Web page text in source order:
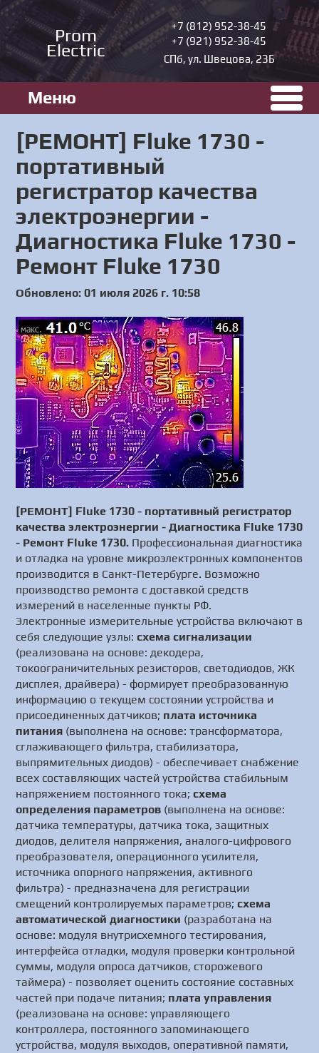
Prom
Electric
+7 (812) 952-38-45
+7 (921) 952-38-45
СПб, ул. Швецова, 23Б
Меню
[РЕМОНТ] Fluke 1730 -
портативный
регистратор качества
электроэнергии -
Диагностика Fluke 1730 -
Ремонт Fluke 1730
Обновлено: 01 июля 2026 г. 10:58
[РЕМОНТ] Fluke 1730 - портативный регистратор
качества электроэнергии - Диагностика Fluke 1730
- Ремонт Fluke 1730. Профессиональная диагностика
и отладка на уровне микроэлектронных компонентов
производится в Санкт-Петербурге. Возможно
производство ремонта с доставкой средств
измерений в населенные пункты РФ.
Электронные измерительные устройства включают в
себя следующие узлы:схема сигнализации
(реализована на основе: декодера,
токоограничительных резисторов, светодиодов, ЖК
дисплея, драйвера) - формирует преобразованную
информацию о текущем состоянии устройства и
присоединенных датчиков; плата источника
питания (выполнена на основе: трансформатора,
сглаживающего фильтра, стабилизатора,
выпрямительных диодов) - обеспечивает снабжение
всех составляющих частей устройства стабильным
напряжением постоянного тока;схема
определения параметров (выполнена на основе:
датчика температуры, датчика тока, защитных
диодов, делителя напряжения, аналого-цифрового
преобразователя, операционного усилителя,
источника опорного напряжения, активного
фильтра) - предназначена для регистрации
смещений контролируемых параметров;схема
автоматической диагностики (разработана на
основе: модуля внутрисхемного тестирования,
интерфейса отладки, модуля проверки контрольной
суммы, модуля опроса датчиков, сторожевого
таймера) - позволяет оценить состояние составных
частей при подаче питания; плата управления
(реализована на основе: управляющего
контроллера, постоянного запоминающего
устройства, модуля выходов, оперативной памяти,